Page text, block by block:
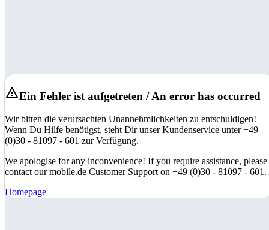
Ein Fehler ist aufgetreten / An error has occurred
Wir bitten die verursachten Unannehmlichkeiten zu entschuldigen!
Wenn Du Hilfe benötigst, steht Dir unser Kundenservice unter +49
(0)30 - 81097 - 601 zur Verfügung.
We apologise for any inconvenience! If you require assistance, please
contact our mobile.de Customer Support on +49 (0)30 - 81097 - 601.
Homepage